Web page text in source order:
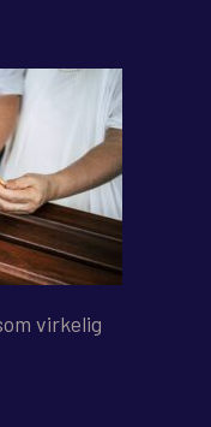
virkelig